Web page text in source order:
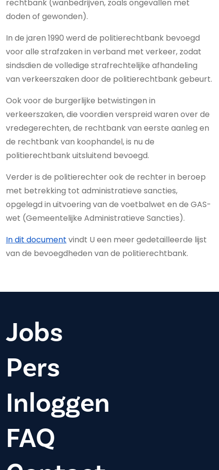
rechtbank (wanbedrijven, zoals ongevallen met
doden of gewonden).
In de jaren 1990 werd de politierechtbank bevoegd
voor alle strafzaken in verband met verkeer, zodat
sindsdien de volledige strafrechtelijke afhandeling
van verkeerszaken door de politierechtbank gebeurt.
Ook voor de burgerlijke betwistingen in
verkeerszaken, die voordien verspreid waren over de
vredegerechten, de rechtbank van eerste aanleg en
de rechtbank van koophandel, is nu de
politierechtbank uitsluitend bevoegd.
Verder is de politierechter ook de rechter in beroep
met betrekking tot administratieve sancties,
opgelegd in uitvoering van de voetbalwet en de GAS-
wet (Gemeentelijke Administratieve Sancties).
In dit document vindt U een meer gedetailleerde lijst
van de bevoegdheden van de politierechtbank.
Jobs
Pers
Inloggen
FAQ